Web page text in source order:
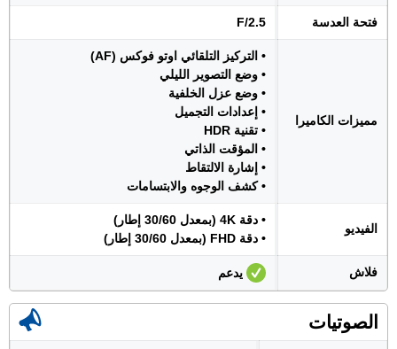
فتحة العدسة F/2.5
مميزات الكاميرا
• التركيز التلقائي اوتو فوكس (AF)
• وضع التصوير الليلي
• وضع عزل الخلفية
• إعدادات التجميل
• تقنية HDR
• المؤقت الذاتي
• إشارة الالتقاط
• كشف الوجوه والابتسامات
الفيديو
• دقة 4K (بمعدل 30/60 إطار)
• دقة FHD (بمعدل 30/60 إطار)
فلاش يدعم
الصوتيات